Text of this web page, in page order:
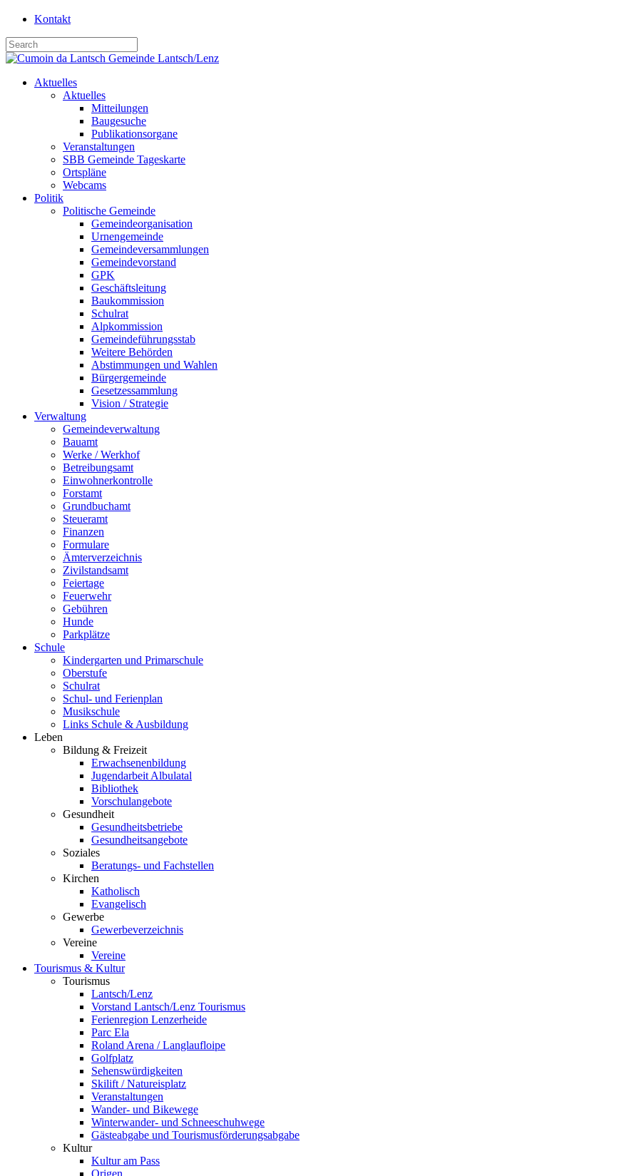
Kontakt
Aktuelles
Aktuelles
Mitteilungen
Baugesuche
Publikationsorgane
Veranstaltungen
SBB Gemeinde Tageskarte
Ortspläne
Webcams
Politik
Politische Gemeinde
Gemeindeorganisation
Urnengemeinde
Gemeindeversammlungen
Gemeindevorstand
GPK
Geschäftsleitung
Baukommission
Schulrat
Alpkommission
Gemeindeführungsstab
Weitere Behörden
Abstimmungen und Wahlen
Bürgergemeinde
Gesetzessammlung
Vision / Strategie
Verwaltung
Gemeindeverwaltung
Bauamt
Werke / Werkhof
Betreibungsamt
Einwohnerkontrolle
Forstamt
Grundbuchamt
Steueramt
Finanzen
Formulare
Ämterverzeichnis
Zivilstandsamt
Feiertage
Feuerwehr
Gebühren
Hunde
Parkplätze
Schule
Kindergarten und Primarschule
Oberstufe
Schulrat
Schul- und Ferienplan
Musikschule
Links Schule & Ausbildung
Leben
Bildung & Freizeit
Erwachsenenbildung
Jugendarbeit Albulatal
Bibliothek
Vorschulangebote
Gesundheit
Gesundheitsbetriebe
Gesundheitsangebote
Soziales
Beratungs- und Fachstellen
Kirchen
Katholisch
Evangelisch
Gewerbe
Gewerbeverzeichnis
Vereine
Vereine
Tourismus & Kultur
Tourismus
Lantsch/Lenz
Vorstand Lantsch/Lenz Tourismus
Ferienregion Lenzerheide
Parc Ela
Roland Arena / Langlaufloipe
Golfplatz
Sehenswürdigkeiten
Skilift / Natureisplatz
Veranstaltungen
Wander- und Bikewege
Winterwander- und Schneeschuhwege
Gästeabgabe und Tourismusförderungsabgabe
Kultur
Kultur am Pass
Origen